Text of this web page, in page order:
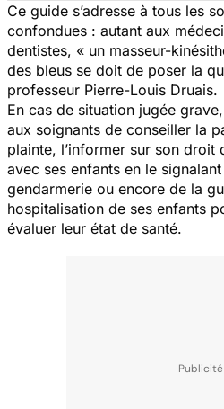
Ce guide s’adresse à tous les
confondues : autant aux
dentistes, « un masseur-
des bleus se doit de poser la
professeur Pierre-Louis Druais.
En cas de situation jugée
aux soignants de conseiller la
plainte, l’informer sur son
avec ses enfants en le
gendarmerie ou encore de la
hospitalisation de ses enfants
évaluer leur état de santé.